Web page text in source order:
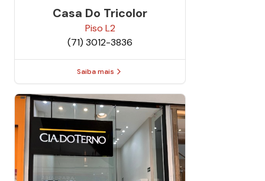
Casa Do Tricolor
Piso L2
(71) 3012-3836
Saiba mais